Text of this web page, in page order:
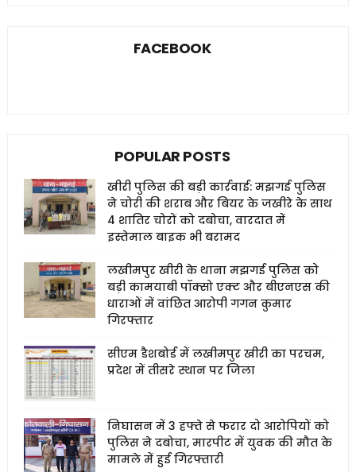
FACEBOOK
POPULAR POSTS
खीरी पुलिस की बड़ी कार्रवाई: मझगई पुलिस
ने चोरी की शराब और बियर के जखीरे के साथ
4 शातिर चोरों को दबोचा, वारदात में
इस्तेमाल बाइक भी बरामद
लखीमपुर खीरी के थाना मझगई पुलिस को
बड़ी कामयाबी पॉक्सो एक्ट और बीएनएस की
धाराओं में वांछित आरोपी गगन कुमार
गिरफ्तार
सीएम डैशबोर्ड में लखीमपुर खीरी का परचम,
प्रदेश में तीसरे स्थान पर जिला
निघासन में 3 हफ्ते से फरार दो आरोपियों को
पुलिस ने दबोचा, मारपीट में युवक की मौत के
मामले में हुई गिरफ्तारी